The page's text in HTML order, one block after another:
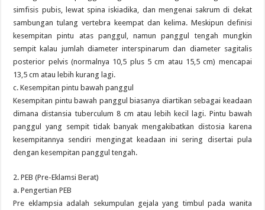
simfisis pubis, lewat spina iskiadika, dan mengenai sakrum di dekat
sambungan tulang vertebra keempat dan kelima. Meskipun definisi
kesempitan pintu atas panggul, namun panggul tengah mungkin
sempit kalau jumlah diameter interspinarum dan diameter sagitalis
posterior pelvis (normalnya 10,5 plus 5 cm atau 15,5 cm) mencapai
13,5 cm atau lebih kurang lagi.
c. Kesempitan pintu bawah panggul
Kesempitan pintu bawah panggul biasanya diartikan sebagai keadaan
dimana distansia tuberculum 8 cm atau lebih kecil lagi. Pintu bawah
panggul yang sempit tidak banyak mengakibatkan distosia karena
kesempitannya sendiri mengingat keadaan ini sering disertai pula
dengan kesempitan panggul tengah.
2. PEB (Pre-Eklamsi Berat)
a. Pengertian PEB
Pre eklampsia adalah sekumpulan gejala yang timbul pada wanita